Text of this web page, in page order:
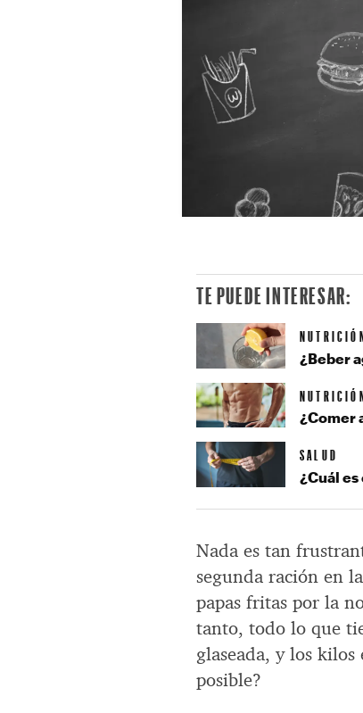
Nada es tan
segunda ración en
papas fritas por la
tanto, todo lo que
glaseada, y los kilos
posible?
TE PUEDE INTERESAR:
¿Beber
¿Comer
SALUD
¿Cuál